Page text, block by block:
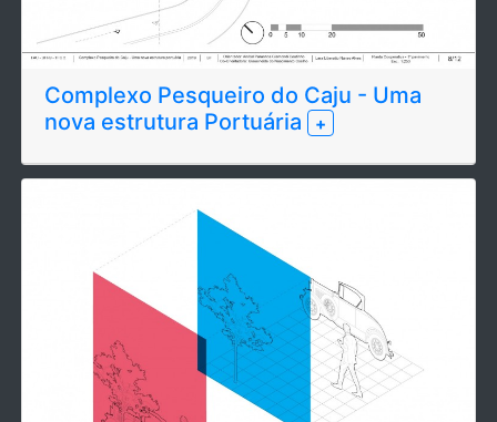
Complexo Pesqueiro do Caju - Uma
nova estrutura Portuária
+